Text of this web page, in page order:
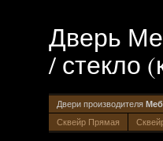
Дверь
/ стекло
Двери производителя
Сквейр Прямая